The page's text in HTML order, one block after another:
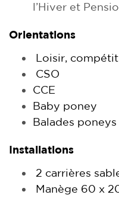
l’Hiver et
Orientations
Loisir,
CSO
CCE
Baby poney
Balades poneys
Installations
2 carrières
Manège 60 x